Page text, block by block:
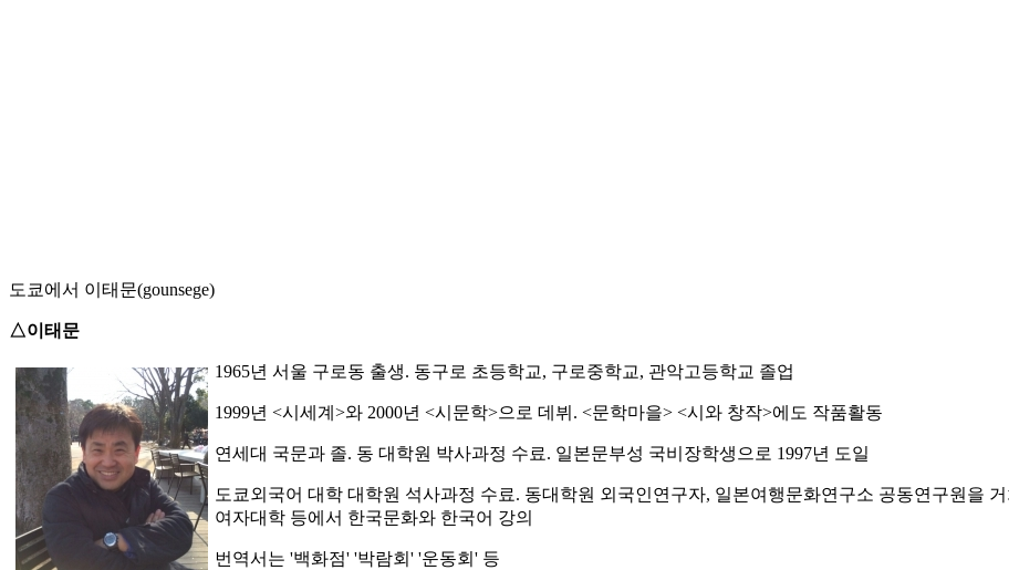
도쿄에서 이태문(gounsege)
△이태문
1965년 서울 구로동 출생. 동구로 초등학교, 구로중학교, 관악고등학교 졸업
1999년 <시세계>와 2000년 <시문학>으로 데뷔. <문학마을> <시와 창작>에도 작품활동
연세대 국문과 졸. 동 대학원 박사과정 수료. 일본문부성 국비장학생으로 1997년 도일
도쿄외국어 대학 대학원 석사과정 수료. 동대학원 외국인연구자, 일본여행문화연구소 공동연구원을
여자대학 등에서 한국문화와 한국어 강의
번역서는 '백화점' '박람회' '운동회' 등